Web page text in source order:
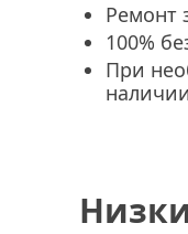
Ремонт
100%
При
наличии